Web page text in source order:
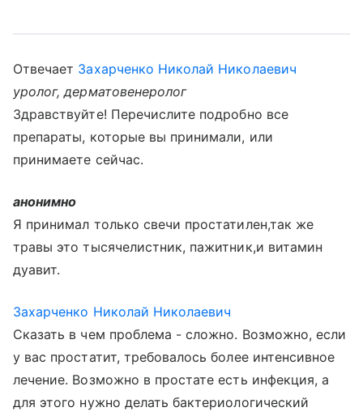
Отвечает Захарченко Николай Николаевич
уролог, дерматовенеролог
Здравствуйте! Перечислите подробно все
препараты, которые вы принимали, или
принимаете сейчас.
анонимно
Я принимал только свечи простатилен,так же
травы это тысячелистник, пажитник,и витамин
дуавит.
Захарченко Николай Николаевич
Сказать в чем проблема - сложно. Возможно, если
у вас простатит, требовалось более интенсивное
лечение. Возможно в простате есть инфекция, а
для этого нужно делать бактериологический